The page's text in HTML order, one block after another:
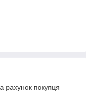
рахунок покупця